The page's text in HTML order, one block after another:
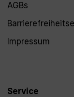
AGBs
Impressum
Service